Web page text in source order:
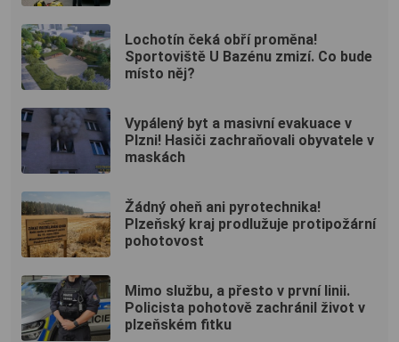
Lochotín čeká obří proměna!
Sportoviště U Bazénu zmizí. Co bude
místo něj?
Vypálený byt a masivní evakuace v
Plzni! Hasiči zachraňovali obyvatele v
maskách
Žádný oheň ani pyrotechnika!
Plzeňský kraj prodlužuje protipožární
pohotovost
Mimo službu, a přesto v první linii.
Policista pohotově zachránil život v
plzeňském fitku